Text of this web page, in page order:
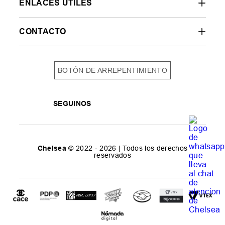
ENLACES ÚTILES
CONTACTO
BOTÓN DE ARREPENTIMIENTO
SEGUINOS
Chelsea © 2022 - 2026 | Todos los derechos
reservados